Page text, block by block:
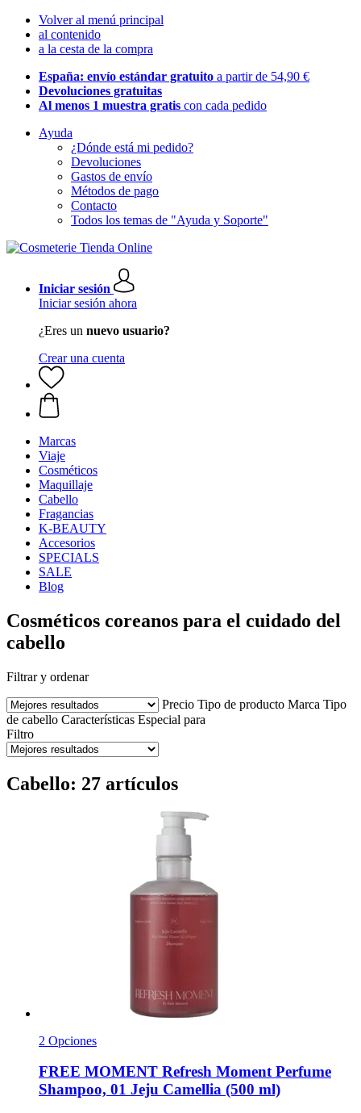
Volver al menú principal
al contenido
a la cesta de la compra
España: envío estándar gratuito a partir de 54,90 €
Devoluciones gratuitas
Al menos 1 muestra gratis con cada pedido
Ayuda
¿Dónde está mi pedido?
Devoluciones
Gastos de envío
Métodos de pago
Contacto
Todos los temas de "Ayuda y Soporte"
Iniciar sesión
Iniciar sesión ahora
¿Eres un nuevo usuario?
Crear una cuenta
Marcas
Viaje
Cosméticos
Maquillaje
Cabello
Fragancias
K-BEAUTY
Accesorios
SPECIALS
SALE
Blog
Cosméticos coreanos para el cuidado del
cabello
Filtrar y ordenar
Precio Tipo de producto Marca Tipo
de cabello Características Especial para
Filtro
Cabello: 27 artículos
2 Opciones
FREE MOMENT Refresh Moment Perfume
Shampoo, 01 Jeju Camellia (500 ml)